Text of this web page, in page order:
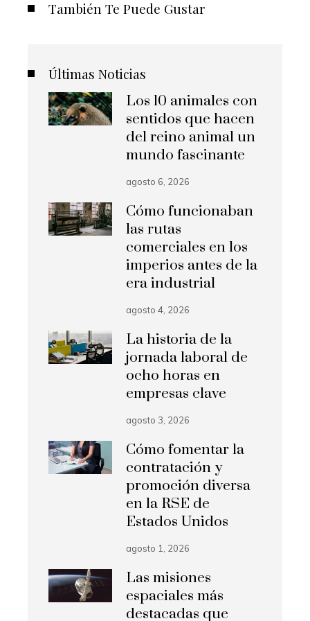
También Te Puede Gustar
Últimas Noticias
Los 10 animales con
sentidos que hacen
del reino animal un
mundo fascinante
agosto 6, 2026
Cómo funcionaban
las rutas
comerciales en los
imperios antes de la
era industrial
agosto 4, 2026
La historia de la
jornada laboral de
ocho horas en
empresas clave
agosto 3, 2026
Cómo fomentar la
contratación y
promoción diversa
en la RSE de
Estados Unidos
agosto 1, 2026
Las misiones
espaciales más
destacadas que